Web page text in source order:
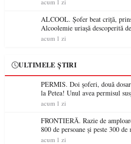
acum 1 zi
ALCOOL. Șofer beat criță,
Alcoolemie uriașă descoperită
acum 1 zi
ULTIMELE ȘTIRI
PERMIS. Doi șoferi, două
la Petea! Unul avea permisul
niciodată permis
acum 1 zi
FRONTIERĂ. Razie de
800 de persoane și peste 300
acum 1 zi